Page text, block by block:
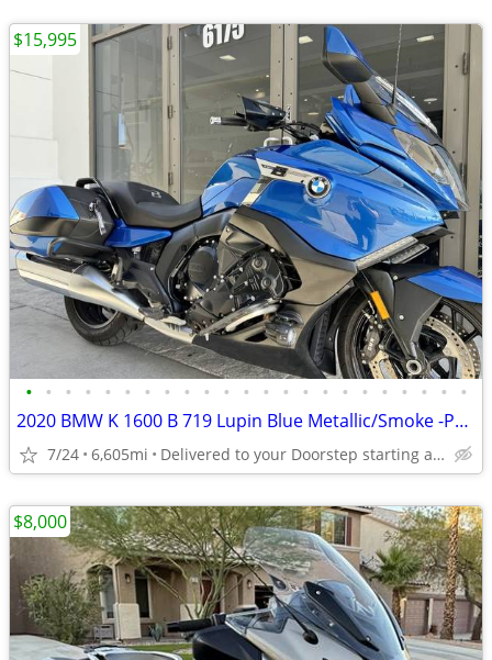
• • • • • • • • • • • • • • • • • • • • • • •
2020 BMW K 1600 B 719 Lupin Blue Metallic/Smoke -Premium Dealer!
7/24 6,605mi Delivered to your Doorstep starting at $189
$15,995
$8,000